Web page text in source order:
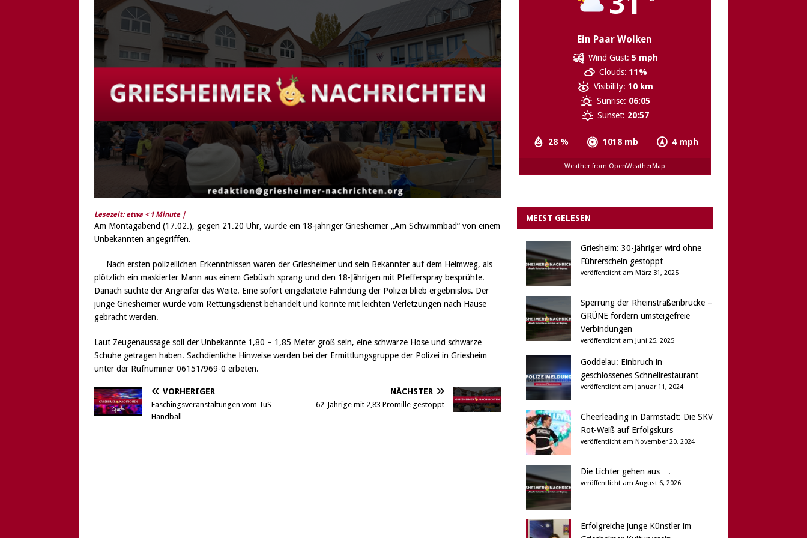
[ 6. August 2026 ] Die Lichter gehen aus…. IN EIGENER SACHE
Lesezeit: etwa < 1 Minute |
Am Montagabend (17.02.), gegen 21.20 Uhr, wurde ein 18-jähriger Griesheimer „Am Schwimmbad“ von einem
Unbekannten angegriffen.
Nach ersten polizeilichen Erkenntnissen waren der Griesheimer und sein Bekannter auf dem Heimweg, als
plötzlich ein maskierter Mann aus einem Gebüsch sprang und den 18-Jährigen mit Pfefferspray besprühte.
Danach suchte der Angreifer das Weite. Eine sofort eingeleitete Fahndung der Polizei blieb ergebnislos. Der
junge Griesheimer wurde vom Rettungsdienst behandelt und konnte mit leichten Verletzungen nach Hause
gebracht werden.
Laut Zeugenaussage soll der Unbekannte 1,80 – 1,85 Meter groß sein, eine schwarze Hose und schwarze
Schuhe getragen haben. Sachdienliche Hinweise werden bei der Ermittlungsgruppe der Polizei in Griesheim
unter der Rufnummer 06151/969-0 erbeten.
VORHERIGER
Faschingsveranstaltungen vom TuS
Handball
NÄCHSTER
62-Jährige mit 2,83 Promille gestoppt
Ein Paar Wolken
28 % 1018 mb 4 mph
Wind Gust: 5 mph
Clouds: 11%
Visibility: 10 km
Sunrise: 06:05
Sunset: 20:57
Weather from OpenWeatherMap
MEIST GELESEN
Griesheim: 30-Jähriger wird ohne
Führerschein gestoppt
veröffentlicht am März 31, 2025
Sperrung der Rheinstraßenbrücke –
GRÜNE fordern umsteigefreie
Verbindungen
veröffentlicht am Juni 25, 2025
Goddelau: Einbruch in
geschlossenes Schnellrestaurant
veröffentlicht am Januar 11, 2024
Cheerleading in Darmstadt: Die SKV
Rot-Weiß auf Erfolgskurs
veröffentlicht am November 20, 2024
Die Lichter gehen aus….
veröffentlicht am August 6, 2026
Erfolgreiche junge Künstler im